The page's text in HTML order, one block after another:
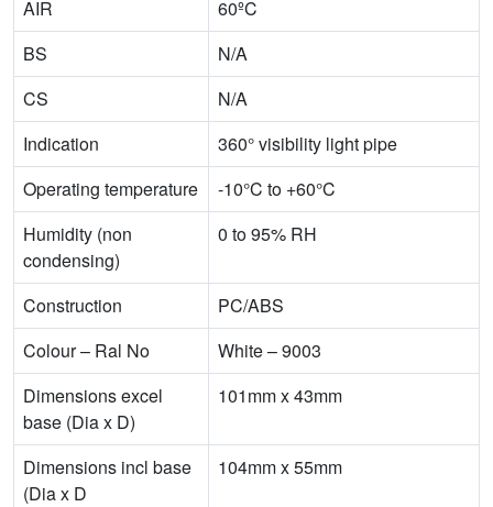
AIR
60ºC
BS
N/A
CS
N/A
Indication
360° visibility light pipe
Operating temperature
-10°C to +60°C
Humidity (non
condensing)
0 to 95% RH
Construction
PC/ABS
Colour – Ral No
White – 9003
Dimensions excel
base (Dia x D)
101mm x 43mm
Dimensions incl base
(Dia x D
104mm x 55mm